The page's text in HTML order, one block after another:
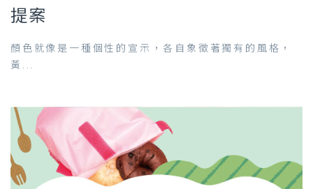
提案
顏色就像是一種個性的宣示，各自象徵著獨有的風格，
黃...